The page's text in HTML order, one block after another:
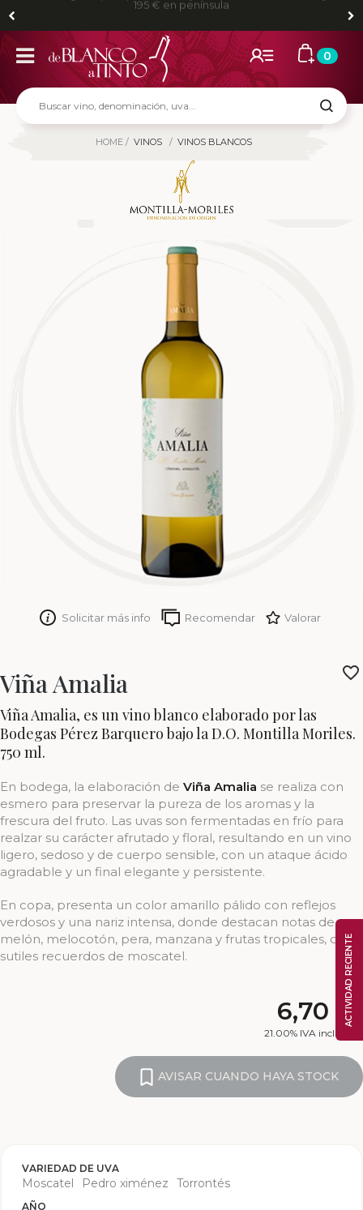
Envíos gratis para pedidos mayores de 80 € en Madrid y
0
HOME VINOS VINOS BLANCOS
Solicitar más info Recomendar Valorar
Viña Amalia
Viña Amalia, es un vino blanco elaborado por las
Bodegas Pérez Barquero bajo la D.O. Montilla Moriles.
750 ml.
En bodega, la elaboración de Viña Amalia se realiza con
esmero para preservar la pureza de los aromas y la
frescura del fruto. Las uvas son fermentadas en frío para
realzar su carácter afrutado y floral, resultando en un vino
ligero, sedoso y de cuerpo sensible, con un ataque ácido
agradable y un final elegante y persistente.
En copa, presenta un color amarillo pálido con reflejos
verdosos y una nariz intensa, donde destacan notas de
melón, melocotón, pera, manzana y frutas tropicales, con
sutiles recuerdos de moscatel.
6,70 €
21.00% IVA incluido
AVISAR CUANDO HAYA STOCK
VARIEDAD DE UVA
Moscatel Pedro ximénez Torrontés
AÑO
ACTIVIDAD RECIENTE